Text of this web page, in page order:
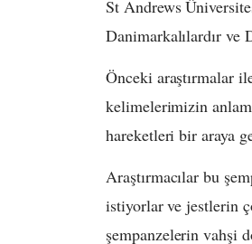
St Andrews
Danimarkalılardır ve
Önceki araştırmalar
kelimelerimizin anlam
hareketleri bir araya
Araştırmacılar bu
istiyorlar ve jestlerin
şempanzelerin vahşi